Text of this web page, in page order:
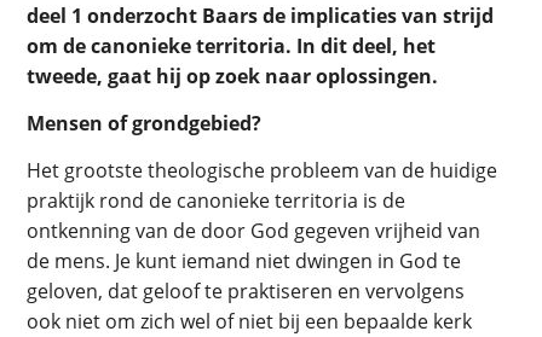
deel 1 onderzocht Baars de implicaties van strijd
om de canonieke territoria. In dit deel, het
tweede, gaat hij op zoek naar oplossingen.
Mensen of grondgebied?
Het grootste theologische probleem van de huidige
praktijk rond de canonieke territoria is de
ontkenning van de door God gegeven vrijheid van
de mens. Je kunt iemand niet dwingen in God te
geloven, dat geloof te praktiseren en vervolgens
ook niet om zich wel of niet bij een bepaalde kerk